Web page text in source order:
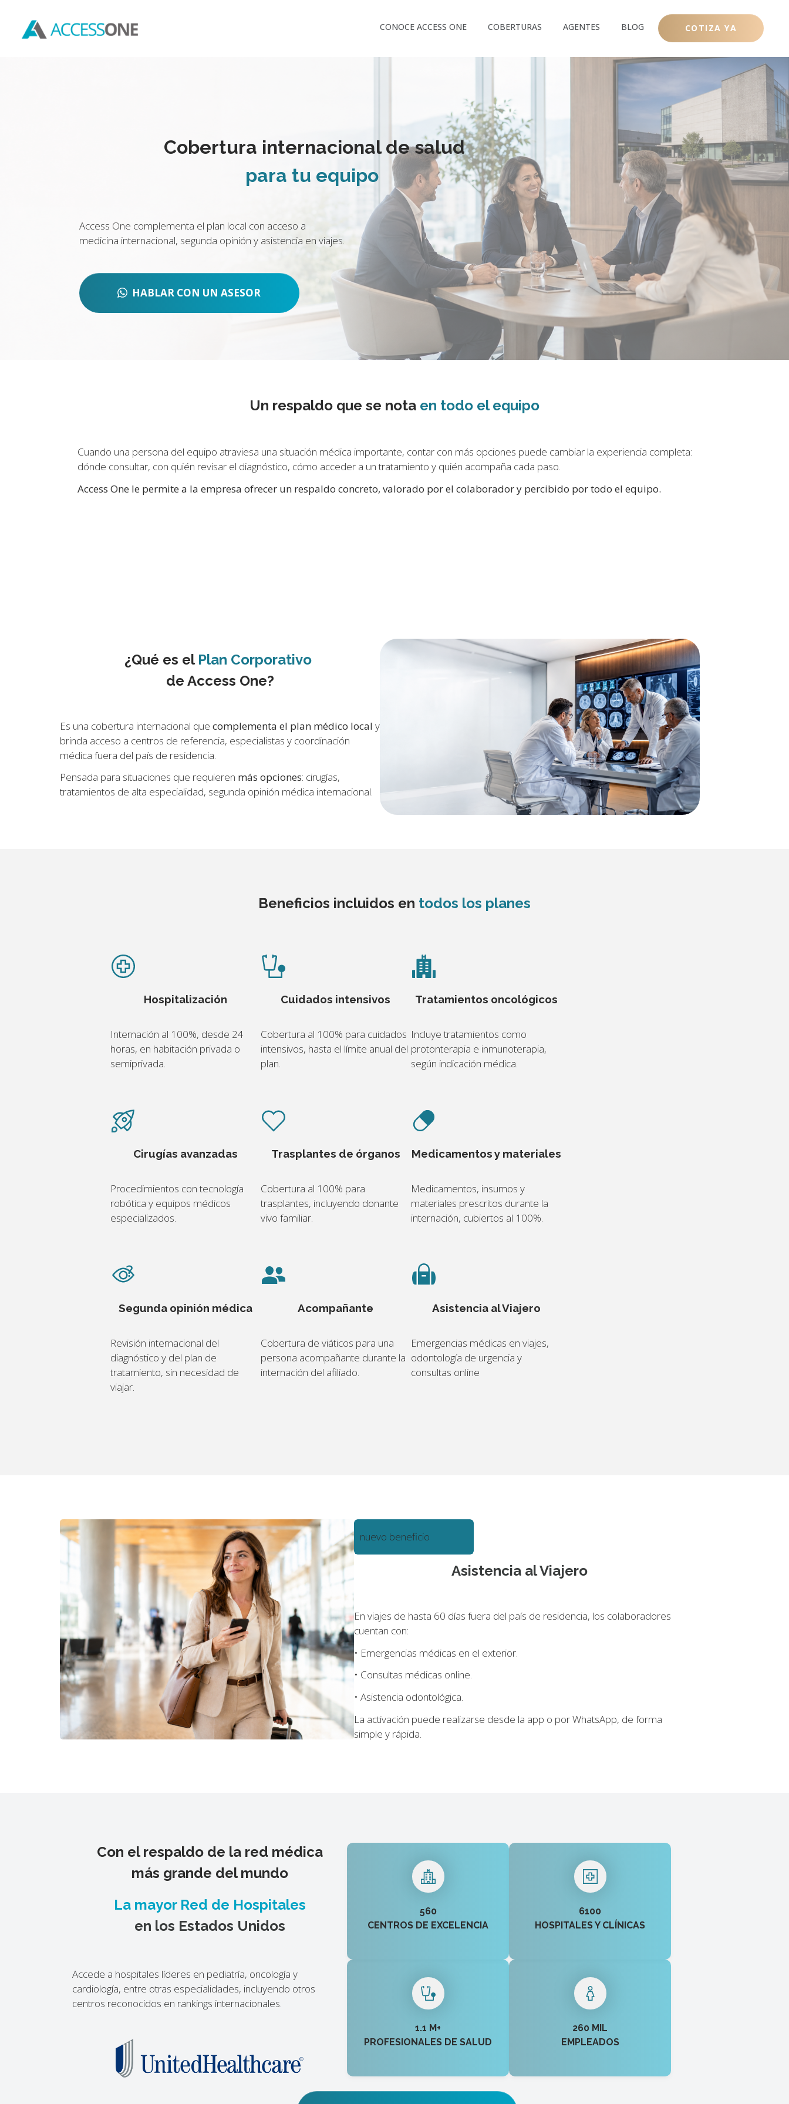
CONOCE ACCESS ONE COBERTURAS AGENTES BLOG COTIZA YA
Cobertura internacional de salud
para tu equipo
Access One complementa el plan local con acceso a
medicina internacional, segunda opinión y asistencia en viajes.
HABLAR CON UN ASESOR
Un respaldo que se nota en todo el equipo
Cuando una persona del equipo atraviesa una situación médica importante, contar con más opciones puede cambiar la experiencia completa:
dónde consultar, con quién revisar el diagnóstico, cómo acceder a un tratamiento y quién acompaña cada paso.
Access One le permite a la empresa ofrecer un respaldo concreto, valorado por el colaborador y percibido por todo el equipo.
¿Qué es el Plan Corporativo
de Access One?
Es una cobertura internacional que complementa el plan médico local y
brinda acceso a centros de referencia, especialistas y coordinación
médica fuera del país de residencia.
Pensada para situaciones que requieren más opciones: cirugías,
tratamientos de alta especialidad, segunda opinión médica internacional.
Beneficios incluidos en todos los planes
Hospitalización
Internación al 100%, desde 24
horas, en habitación privada o
semiprivada.
Cuidados intensivos
Cobertura al 100% para cuidados
intensivos, hasta el límite anual del
plan.
Tratamientos oncológicos
Incluye tratamientos como
protonterapia e inmunoterapia,
según indicación médica.
Cirugías avanzadas
Procedimientos con tecnología
robótica y equipos médicos
especializados.
Trasplantes de órganos
Cobertura al 100% para
trasplantes, incluyendo donante
vivo familiar.
Medicamentos y materiales
Medicamentos, insumos y
materiales prescritos durante la
internación, cubiertos al 100%.
Segunda opinión médica
Revisión internacional del
diagnóstico y del plan de
tratamiento, sin necesidad de
viajar.
Acompañante
Cobertura de viáticos para una
persona acompañante durante la
internación del afiliado.
Asistencia al Viajero
Emergencias médicas en viajes,
odontología de urgencia y
consultas online
nuevo beneficio
Asistencia al Viajero
En viajes de hasta 60 días fuera del país de residencia, los colaboradores
cuentan con:
• Emergencias médicas en el exterior.
• Consultas médicas online.
• Asistencia odontológica.
La activación puede realizarse desde la app o por WhatsApp, de forma
simple y rápida.
Con el respaldo de la red médica
más grande del mundo
La mayor Red de Hospitales
en los Estados Unidos
Accede a hospitales líderes en pediatría, oncología y
cardiología, entre otras especialidades, incluyendo otros
centros reconocidos en rankings internacionales.
560
CENTROS DE EXCELENCIA
6100
HOSPITALES Y CLÍNICAS
1.1 M+
PROFESIONALES DE SALUD
260 MIL
EMPLEADOS